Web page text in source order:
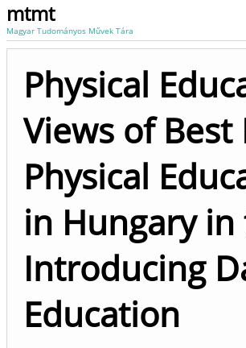
mtmt
Magyar Tudományos Művek Tára
Physical
Views of Best
Physical
in Hungary
Introducing
Education